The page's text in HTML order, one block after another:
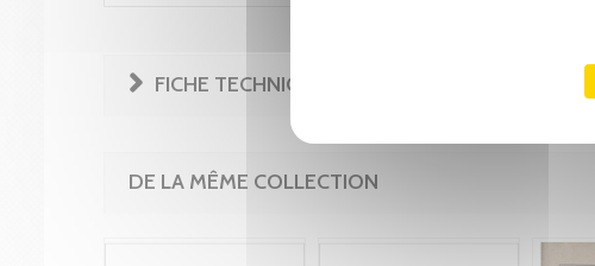
FICHE TECHNIQUE
DE LA MÊME COLLECTION